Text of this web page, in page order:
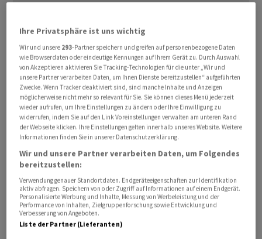
VWin Turpan zum Einsatz gekommen sein, wie das
«Handelsblatt» am Mittwoch berichtete. Das Blatt
beruft sich auf Aussagen von Adrian Zenz, einem auf
Menschenrechtsverletzungen in China spezialisierten
Wissenschaftler.
«Auf der Webseite der Unternehmen, die die
Teststrecke gebaut haben, finden sich eindeutige
Belege dafür, dass in der Bauphase uigurische
Zwangsarbeiter eingesetzt wurden, die über Arbeiter-
Transferprogramme und sogenannte
Armutsbekämpfungs-Massnahmen eingestellt
wurden», sagte Zenz, der in den USA bei einer Stiftung
Ihre Privatsphäre ist uns wichtig
Wir und unsere 293-Partner speichern und greifen auf personenbezogene Daten
wie Browserdaten oder eindeutige Kennungen auf Ihrem Gerät zu. Durch Auswahl
von Akzeptieren aktivieren Sie Tracking-Technologien für die unter „Wir und
unsere Partner verarbeiten Daten, um Ihnen Dienste bereitzustellen“ aufgeführten
Zwecke. Wenn Tracker deaktiviert sind, sind manche Inhalte und Anzeigen
möglicherweise nicht mehr so relevant für Sie. Sie können dieses Menü jederzeit
wieder aufrufen, um Ihre Einstellungen zu ändern oder Ihre Einwilligung zu
widerrufen, indem Sie auf den Link Voreinstellungen verwalten am unteren Rand
der Webseite klicken. Ihre Einstellungen gelten innerhalb unseres Website. Weitere
Informationen finden Sie in unserer Datenschutzerklärung.
Wir und unsere Partner verarbeiten Daten, um Folgendes
bereitzustellen:
Verwendung genauer Standortdaten. Endgeräteeigenschaften zur Identifikation
aktiv abfragen. Speichern von oder Zugriff auf Informationen auf einem Endgerät.
Personalisierte Werbung und Inhalte, Messung von Werbeleistung und der
Performance von Inhalten, Zielgruppenforschung sowie Entwicklung und
Verbesserung von Angeboten.
Liste der Partner (Lieferanten)